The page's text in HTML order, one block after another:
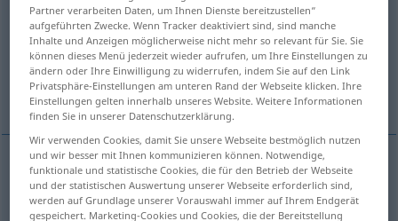
Übersicht aller Übersetzungen
(Für mehr Details die Übersetzung anklicken/antippen)
geben, schenken, reichen, erteilen
geben da
Partner verarbeiten Daten, um Ihnen Dienste bereitzustellen“
aufgeführten Zwecke. Wenn Tracker deaktiviert sind, sind manche
Inhalte und Anzeigen möglicherweise nicht mehr so relevant für Sie. Sie
können dieses Menü jederzeit wieder aufrufen, um Ihre Einstellungen zu
ändern oder Ihre Einwilligung zu widerrufen, indem Sie auf den Link
Privatsphäre-Einstellungen am unteren Rand der Webseite klicken. Ihre
Einstellungen gelten innerhalb unseres Website. Weitere Informationen
finden Sie in unserer Datenschutzerklärung.
Wir verwenden Cookies, damit Sie unsere Webseite bestmöglich nutzen
und wir besser mit Ihnen kommunizieren können. Notwendige,
funktionale und statistische Cookies, die für den Betrieb der Webseite
und der statistischen Auswertung unserer Webseite erforderlich sind,
werden auf Grundlage unserer Vorauswahl immer auf Ihrem Endgerät
gespeichert. Marketing-Cookies und Cookies, die der Bereitstellung